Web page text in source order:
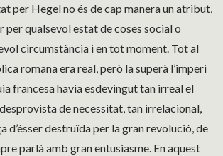
per Hegel no és de cap manera un atribut,
per qualsevol estat de coses social o
circumstància i en tot moment. Tot al
romana era real, però la superà l’imperi
francesa havia esdevingut tan irreal el
de necessitat, tan irrelacional,
d’ésser destruïda per la gran revolució, de
parlà amb gran entusiasme. En aquest